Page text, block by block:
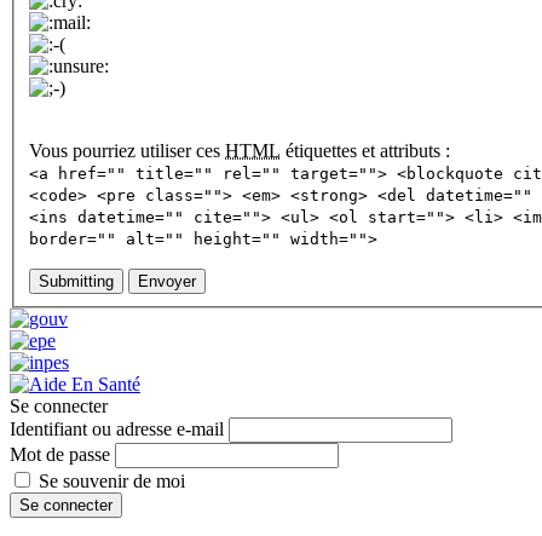
Vous pourriez utiliser ces HTML étiquettes et attributs :
<a href="" title="" rel="" target=""> <blockquote
<code> <pre class=""> <em> <strong> <del
<ins datetime="" cite=""> <ul> <ol start=""> <li>
border="" alt="" height="" width="">
Submitting Envoyer
Se connecter
Identifiant ou adresse e-mail
Mot de passe
Se souvenir de moi
Se connecter